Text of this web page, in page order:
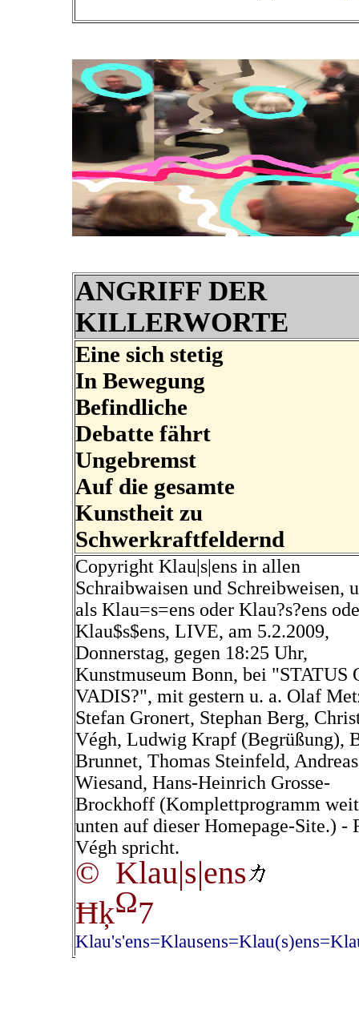
ANGRIFF DER
KILLERWORTE
Eine sich stetig
In Bewegung
Befindliche
Debatte fährt
Ungebremst
Auf die gesamte
Kunstheit zu
Schwerkraftfeldernd
Copyright Klau|s|ens in allen
Schraibwaisen und Schreibweisen,
als Klau=s=ens oder Klau?s?ens
Klau$s$ens, LIVE, am 5.2.2009,
Donnerstag, gegen 18:25 Uhr,
Kunstmuseum Bonn, bei "STATUS
VADIS?", mit gestern u. a. Olaf
Stefan Gronert, Stephan Berg,
Végh, Ludwig Krapf (Begrüßung),
Brunnet, Thomas Steinfeld, Andreas
Wiesand, Hans-Heinrich Grosse-
Brockhoff (Komplettprogramm
unten auf dieser Homepage-Site.) -
Végh spricht.
© Klau|s|ens
ĦķΩ7